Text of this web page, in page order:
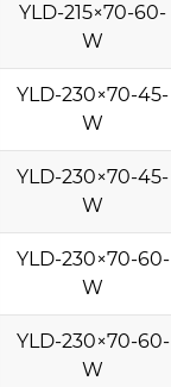
YLD-215×70-60-
W
YLD-230×70-45-
W
YLD-230×70-45-
W
YLD-230×70-60-
W
YLD-230×70-60-
W